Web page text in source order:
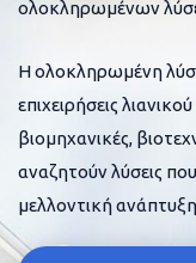
ολοκληρωμένων
Η ολοκληρωμένη
επιχειρήσεις
βιομηχανικές,
αναζητούν λύσεις
μελλοντική